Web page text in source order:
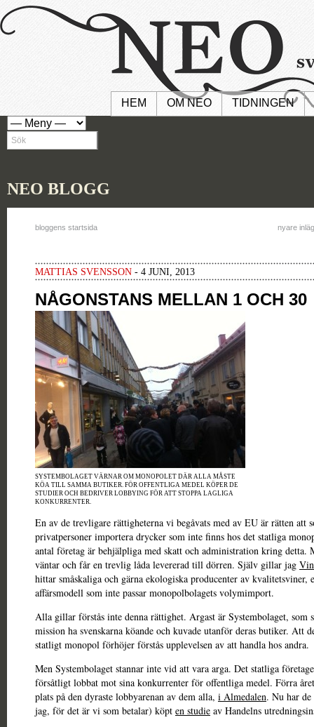
HEM OM NEO TIDNINGEN
NEO BLOGG
bloggens startsida nyare
MATTIAS SVENSSON - 4 JUNI, 2013
NÅGONSTANS MELLAN 1 OCH 30
SYSTEMBOLAGET VÄRNAR OM MONOPOLET DÄR ALLA MÅSTE
KÖA TILL SAMMA BUTIKER. FÖR OFFENTLIGA MEDEL KÖPER DE
STUDIER OCH BEDRIVER LOBBYING FÖR ATT STOPPA LAGLIGA
KONKURRENTER.
En av de trevligare rättigheterna vi begåvats med av EU är rätten att
privatpersoner importera drycker som inte finns hos det statliga
antal företag är behjälpliga med skatt och administration kring detta.
väntar och får en trevlig låda levererad till dörren. Själv gillar jag
hittar småskaliga och gärna ekologiska producenter av kvalitetsviner,
affärsmodell som inte passar monopolbolagets volymimport.
Alla gillar förstås inte denna rättighet. Argast är Systembolaget, som
mission ha svenskarna köande och kuvade utanför deras butiker. Att
statligt monopol förhöjer förstås upplevelsen av att handla hos andra.
Men Systembolaget stannar inte vid att vara arga. Det statliga
försåtligt lobbat mot sina konkurrenter för offentliga medel. Förra
plats på den dyraste lobbyarenan av dem alla, i Almedalen. Nu har
jag, för det är vi som betalar) köpt en studie av Handelns